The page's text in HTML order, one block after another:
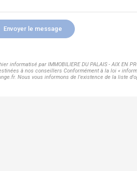
Envoyer le message
par IMMOBILIERE DU PALAIS - AIX EN
à nos conseillers Conformément à la loi «
Nous vous informons de l'existence de la